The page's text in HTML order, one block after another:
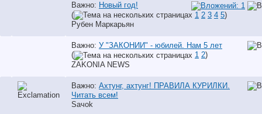
Важно: Новый год!
(
1 2 3 4 5)
Рубен Маркарьян
Важно: У "ЗАКОНИИ" - юбилей. Нам 5 лет
(
1 2)
ZAKONIA NEWS
Важно: Ахтунг, ахтунг! ПРАВИЛА КУРИЛКИ.
Читать всем!
Saчok